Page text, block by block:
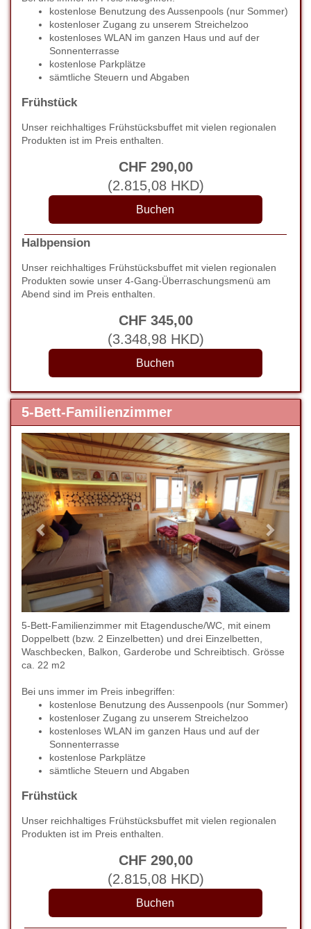
kostenlose Benutzung des Aussenpools (nur Sommer)
kostenloser Zugang zu unserem Streichelzoo
kostenloses WLAN im ganzen Haus und auf der
Sonnenterrasse
kostenlose Parkplätze
sämtliche Steuern und Abgaben
Frühstück
Unser reichhaltiges Frühstücksbuffet mit vielen regionalen
Produkten ist im Preis enthalten.
CHF 290,00
(2.815,08HKD)
Halbpension
Unser reichhaltiges Frühstücksbuffet mit vielen regionalen
Produkten sowie unser 4-Gang-Überraschungsmenü am
Abend sind im Preis enthalten.
CHF 345,00
(3.348,98HKD)
5-Bett-Familienzimmer
Previous
Next
5-Bett-Familienzimmer mit Etagendusche/WC, mit einem
Doppelbett (bzw. 2 Einzelbetten) und drei Einzelbetten,
Waschbecken, Balkon, Garderobe und Schreibtisch. Grösse
ca. 22 m2
Bei uns immer im Preis inbegriffen:
kostenlose Benutzung des Aussenpools (nur Sommer)
kostenloser Zugang zu unserem Streichelzoo
kostenloses WLAN im ganzen Haus und auf der
Sonnenterrasse
kostenlose Parkplätze
sämtliche Steuern und Abgaben
Frühstück
Unser reichhaltiges Frühstücksbuffet mit vielen regionalen
Produkten ist im Preis enthalten.
CHF 290,00
(2.815,08HKD)